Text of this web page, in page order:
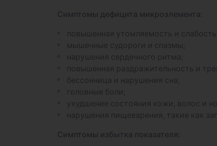
Симптомы дефицита микроэлемента:
повышенная утомляемость и
мышечные судороги и спазмы;
нарушения сердечного ритма;
повышенная раздражительность и
бессонница и нарушения сна;
головные боли;
ухудшение состояния кожи, волос и
нарушения пищеварения, такие как
Симптомы избытка показателя: